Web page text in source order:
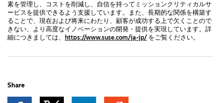
素を管理し、コストを削減し、自信を持ってミッションクリティカルサ
ービスを提供できるよう支援しています。また、長期的な関係を構築す
ることで、現在および将来にわたり、顧客が成功する上で欠くことので
きない、より高度なイノベーションの開発・提供を実現しています。詳
細につきましては、
https://www.suse.com/ja-jp/ をご覧ください。
Share